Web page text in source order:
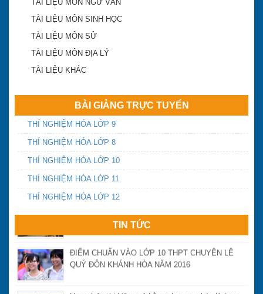
TÀI LIỆU MÔN NGỮ VĂN
TÀI LIỆU MÔN SINH HỌC
TÀI LIỆU MÔN SỬ
TÀI LIỆU MÔN ĐỊA LÝ
TÀI LIỆU KHÁC
BÀI GIẢNG TRỰC TUYẾN
THÍ NGHIỆM HÓA LỚP 9
THÍ NGHIỆM HÓA LỚP 8
THÍ NGHIỆM HÓA LỚP 10
THÍ NGHIỆM HÓA LỚP 11
THÍ NGHIỆM HÓA LỚP 12
TIN TỨC
lập 2018-2019
ĐA TRÍ THÔNG MINH
Điểm chuẩn vào lớp 10 Khánh Hòa năm 2016
Yêu cầu chấn chỉnh dạy thêm, học thêm và tựu
trường sớm
Ngày thứ 2 và 3 kỳ thi THPT quốc gia năm 2016:
QUÝ ĐÔN KHÁNH HÒA NĂM 2016